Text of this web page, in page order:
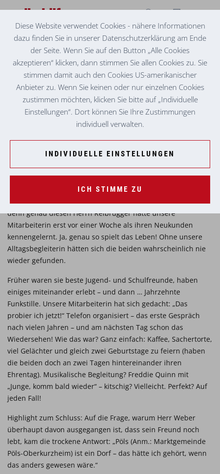
SOZIALZENTRUM MURTAL
WIEDERSEHEN ALTER FREUNDE
Manchmal schreibt das Leben die besten Geschichten – und
manchmal helfen unsere Mitarbeiter:innen ein bisschen
nach. Unsere Mitarbeiterin vom Mobilen Dienst, Sigrid
Lindner, hat da nämlich ganz nebenbei zwei alte Freunde
wieder zusammengebracht – und das nach gefühlt 100
Alles begann ganz harmlos: Herr Weber hat von seinem
bevorstehenden Geburtstag erzählt und sie ist mit ihm ins
Plaudern gekommen… „Gibt’s eigentlich noch Freunde von
früher?“ Und da fällt der Name: Hansi Reibrugger – der
Reiberl aus Judenburg. Kurzer Moment der Überraschung,
denn genau diesen Herrn Reibrugger hatte unsere
Mitarbeiterin erst vor einer Woche als ihren Neukunden
kennengelernt. Ja, genau so spielt das Leben! Ohne unsere
Alltagsbegleiterin hätten sich die beiden wahrscheinlich nie
wieder gefunden.
Früher waren sie beste Jugend- und Schulfreunde, haben
einiges miteinander erlebt – und dann … Jahrzehnte
Funkstille. Unsere Mitarbeiterin hat sich gedacht: „Das
probier ich jetzt!“ Telefon organisiert – das erste Gespräch
nach vielen Jahren – und am nächsten Tag schon das
Wiedersehen! Wie das war? Ganz einfach: Kaffee, Sachertorte,
viel Gelächter und gleich zwei Geburtstage zu feiern (haben
die beiden doch an zwei Tagen hintereinander ihren
Ehrentag). Musikalische Begleitung? Freddie Quinn mit
„Junge, komm bald wieder“ – kitschig? Vielleicht. Perfekt? Auf
jeden Fall!
Highlight zum Schluss: Auf die Frage, warum Herr Weber
überhaupt davon ausgegangen ist, dass sein Freund noch
lebt, kam die trockene Antwort: „Pöls (Anm.: Marktgemeinde
Pöls-Oberkurzheim) ist ein Dorf – das hätte ich gehört, wenn
das anders gewesen wäre.“
Diese Website verwendet Cookies - nähere Informationen
dazu finden Sie in unserer Datenschutzerklärung am Ende
der Seite. Wenn Sie auf den Button „Alle Cookies
akzeptieren“ klicken, dann stimmen Sie allen Cookies zu. Sie
stimmen damit auch den Cookies US-amerikanischer
Anbieter zu. Wenn Sie keinen oder nur einzelnen Cookies
zustimmen möchten, klicken Sie bitte auf „Individuelle
Einstellungen“. Dort können Sie Ihre Zustimmungen
individuell verwalten.
INDIVIDUELLE EINSTELLUNGEN
ICH STIMME ZU